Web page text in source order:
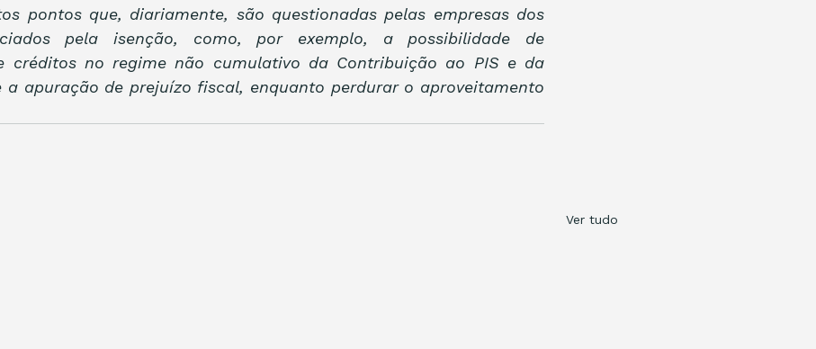
pontos que, diariamente, são questionadas pelas empresas dos
pela isenção, como, por exemplo, a possibilidade de
créditos no regime não cumulativo da Contribuição ao PIS e da
a apuração de prejuízo fiscal, enquanto perdurar o aproveitamento
Ver tudo